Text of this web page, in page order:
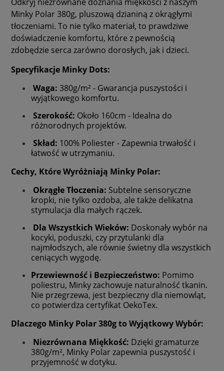
Minky Polar 380g, pluszową dzianiną z okrągłymi
tłoczeniami. To nie tylko materiał, to prawdziwe
doświadczenie komfortu, które z pewnością
zdobędzie serca zarówno dorosłych, jak i dzieci.
Specyfikacje Minky Dots:
Waga: 380g/m² - Gwarancja puszystości i
wyjątkowego komfortu.
Szerokość: Około 160cm - Idealna do
różnorodnych projektów.
Skład: 100% Poliester - Zapewnia trwałość i
łatwość w utrzymaniu.
Cechy, Które Wyróżniają Minky Polar:
Okrągłe Tłoczenia: Subtelne sensoryczne
kropki, nie tylko ozdoba, ale także delikatna
stymulacja dla małych rączek.
Dla Wszystkich Wieków: Doskonały wybór na
kocyki, poduszki, czy przytulanki dla
najmłodszych, ale równie świetny dla wszystkich
ceniących wygodę.
Przewiewność i Bezpieczeństwo: Pomimo
poliestru, Minky zachowuje naturalność tkanin.
Nie przegrzewa, jest bezpieczny dla niemowląt,
co potwierdza certyfikat OekoTex.
Dlaczego Minky Polar 380g to Wyjątkowy Wybór:
Niezrównana Miękkość: Dzięki gramaturze
380g/m², Minky Polar zapewnia puszystość i
przyjemność w dotyku.